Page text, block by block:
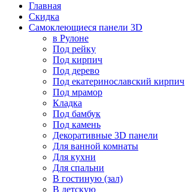
Главная
Скидка
Самоклеющиеся панели 3D
в Рулоне
Под рейку
Под кирпич
Под дерево
Под екатеринославский кирпич
Под мрамор
Кладка
Под бамбук
Под камень
Декоративные 3D панели
Для ванной комнаты
Для кухни
Для спальни
В гостиную (зал)
В детскую